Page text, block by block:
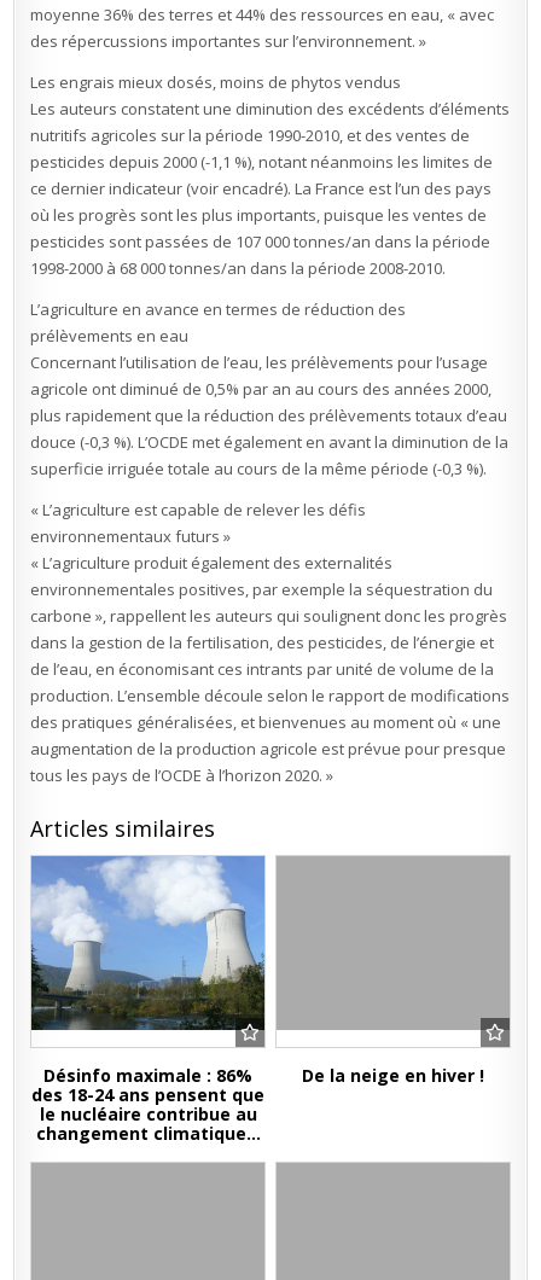
moyenne 36% des terres et 44% des ressources en eau, « avec
des répercussions importantes sur l’environnement. »
Les engrais mieux dosés, moins de phytos vendus
Les auteurs constatent une diminution des excédents d’éléments
nutritifs agricoles sur la période 1990-2010, et des ventes de
pesticides depuis 2000 (-1,1 %), notant néanmoins les limites de
ce dernier indicateur (voir encadré). La France est l’un des pays
où les progrès sont les plus importants, puisque les ventes de
pesticides sont passées de 107 000 tonnes/an dans la période
1998-2000 à 68 000 tonnes/an dans la période 2008-2010.
L’agriculture en avance en termes de réduction des
prélèvements en eau
Concernant l’utilisation de l’eau, les prélèvements pour l’usage
agricole ont diminué de 0,5% par an au cours des années 2000,
plus rapidement que la réduction des prélèvements totaux d’eau
douce (-0,3 %). L’OCDE met également en avant la diminution de la
superficie irriguée totale au cours de la même période (-0,3 %).
« L’agriculture est capable de relever les défis
environnementaux futurs »
« L’agriculture produit également des externalités
environnementales positives, par exemple la séquestration du
carbone », rappellent les auteurs qui soulignent donc les progrès
dans la gestion de la fertilisation, des pesticides, de l’énergie et
de l’eau, en économisant ces intrants par unité de volume de la
production. L’ensemble découle selon le rapport de modifications
des pratiques généralisées, et bienvenues au moment où « une
augmentation de la production agricole est prévue pour presque
tous les pays de l’OCDE à l’horizon 2020. »
Articles similaires
Désinfo maximale : 86%
des 18-24 ans pensent que
le nucléaire contribue au
changement climatique…
De la neige en hiver !